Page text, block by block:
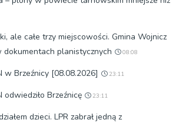
ale całe trzy miejscowości. Gmina Wojnicz
dokumentach planistycznych
08:08
w Brzeźnicy [08.08.2026] 23:11
Brzeźnicę 23:11
dzieci. LPR zabrał jedną z